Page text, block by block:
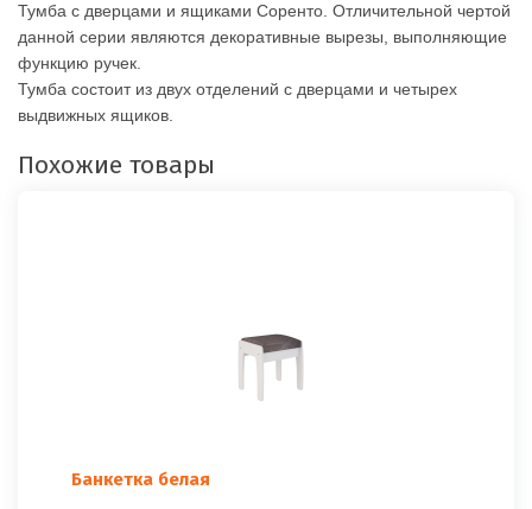
Тумба с дверцами и ящиками Соренто. Отличительной чертой
данной серии являются декоративные вырезы, выполняющие
функцию ручек.
Тумба состоит из двух отделений с дверцами и четырех
выдвижных ящиков.
Похожие товары
Банкетка белая